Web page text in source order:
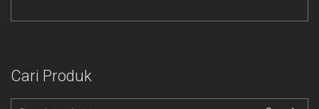
Cari Produk